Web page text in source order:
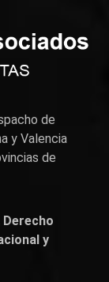
de
y Valencia
de
Derecho
y